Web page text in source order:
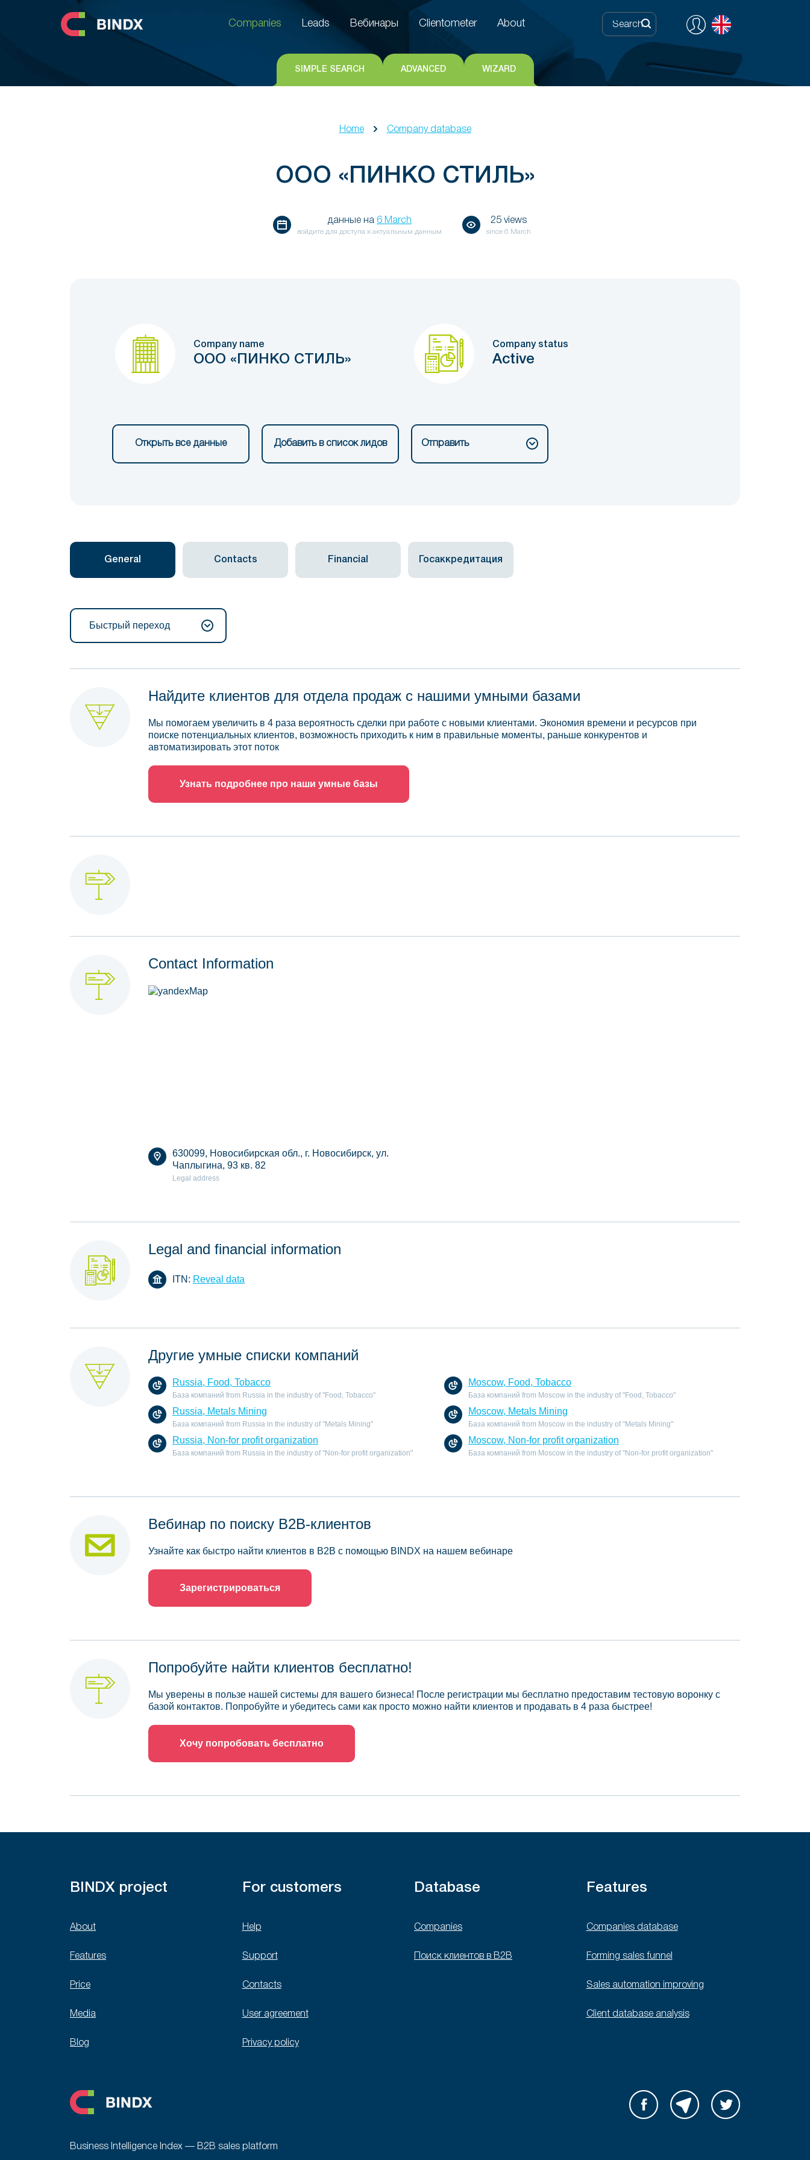
Clientometer
Companies
Leads Вебинары Clientometer About
SIMPLE SEARCH ADVANCED WIZARD
Home Company database
ООО «ПИНКО СТИЛЬ»
данные на 6 March
войдите для доступа к актуальным данным
25 views
since 6 March
Company name
ООО «ПИНКО СТИЛЬ»
Company status
Active
Открыть все данные Добавить в список лидов Отправить
General Contacts Financial Госаккредитация
Быстрый переход
Найдите клиентов для отдела продаж с нашими умными базами
Мы помогаем увеличить в 4 раза вероятность сделки при работе с новыми клиентами. Экономия времени и ресурсов при
поиске потенциальных клиентов, возможность приходить к ним в правильные моменты, раньше конкурентов и
автоматизировать этот поток
Узнать подробнее про наши умные базы
Contact Information
630099, Новосибирская обл., г. Новосибирск, ул.
Чаплыгина, 93 кв. 82
Legal address
Legal and financial information
ITN: Reveal data
Другие умные списки компаний
Russia, Food, Tobacco
База компаний from Russia in the industry of "Food, Tobacco"
Moscow, Food, Tobacco
База компаний from Moscow in the industry of "Food, Tobacco"
Russia, Metals Mining
База компаний from Russia in the industry of "Metals Mining"
Moscow, Metals Mining
База компаний from Moscow in the industry of "Metals Mining"
Russia, Non-for profit organization
База компаний from Russia in the industry of "Non-for profit organization"
Moscow, Non-for profit organization
База компаний from Moscow in the industry of "Non-for profit organization"
Вебинар по поиску B2B-клиентов
Узнайте как быстро найти клиентов в B2B с помощью BINDX на нашем вебинаре
Зарегистрироваться
Попробуйте найти клиентов бесплатно!
Мы уверены в пользе нашей системы для вашего бизнеса! После регистрации мы бесплатно предоставим тестовую воронку с
базой контактов. Попробуйте и убедитесь сами как просто можно найти клиентов и продавать в 4 раза быстрее!
Хочу попробовать бесплатно
BINDX project
About
Features
Price
Media
Blog
For customers
Help
Support
Contacts
User agreement
Privacy policy
Database
Companies
Поиск клиентов в B2B
Features
Companies database
Forming sales funnel
Sales automation improving
Client database analysis
Business Intelligence Index — B2B sales platform